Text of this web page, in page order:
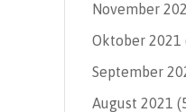
November
Oktober 2021
September
August 2021